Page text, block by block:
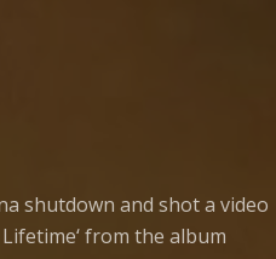
shutdown and shot a video
from the album